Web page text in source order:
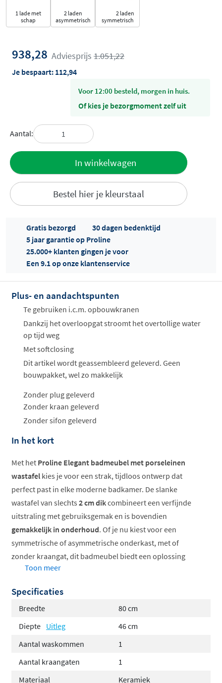
1 lade met
schap
2 laden
asymmetrisch
2 laden
symmetrisch
938,28 Adviesprijs 1.051,22
Je bespaart: 112,94
voor 12:00 besteld, morgen in huis.
Of kies je bezorgmoment zelf uit
Aantal:
In winkelwagen
Bestel hier je kleurstaal
Offertes
Gratis bezorgd
30 dagen bedenktijd
5 jaar garantie op Proline
25.000+ klanten gingen je voor
Een 9.1 op onze klantenservice
Plus- en aandachtspunten
Te gebruiken i.c.m. opbouwkranen
Dankzij het overloopgat stroomt het overtollige water
op tijd weg
Met softclosing
Dit artikel wordt geassembleerd geleverd. Geen
bouwpakket, wel zo makkelijk
Zonder plug geleverd
Zonder kraan geleverd
Zonder sifon geleverd
In het kort
Met het Proline Elegant badmeubel met porseleinen
wastafel kies je voor een strak, tijdloos ontwerp dat
perfect past in elke moderne badkamer. De slanke
wastafel van slechts 2 cm dikcombineert een verfijnde
uitstraling met gebruiksgemak en is bovendien
gemakkelijk in onderhoud. Of je nu kiest voor een
symmetrische of asymmetrische onderkast, met of
zonder kraangat, dit badmeubel biedt een oplossing
voor iedere ruimte en stijl.
Slanke porseleinen wastafel
Verkrijgbaar in meerdere breedtes
Keuze uit verschillende houtdecors
Geschikt voor elk kraangat-configuratie
Gemakkelijk te combineren
accessoires
Toon meer
Specificaties
Breedte
80 cm
Diepte Uitleg
46 cm
Aantal waskommen
1
Aantal kraangaten
1
Materiaal
Keramiek